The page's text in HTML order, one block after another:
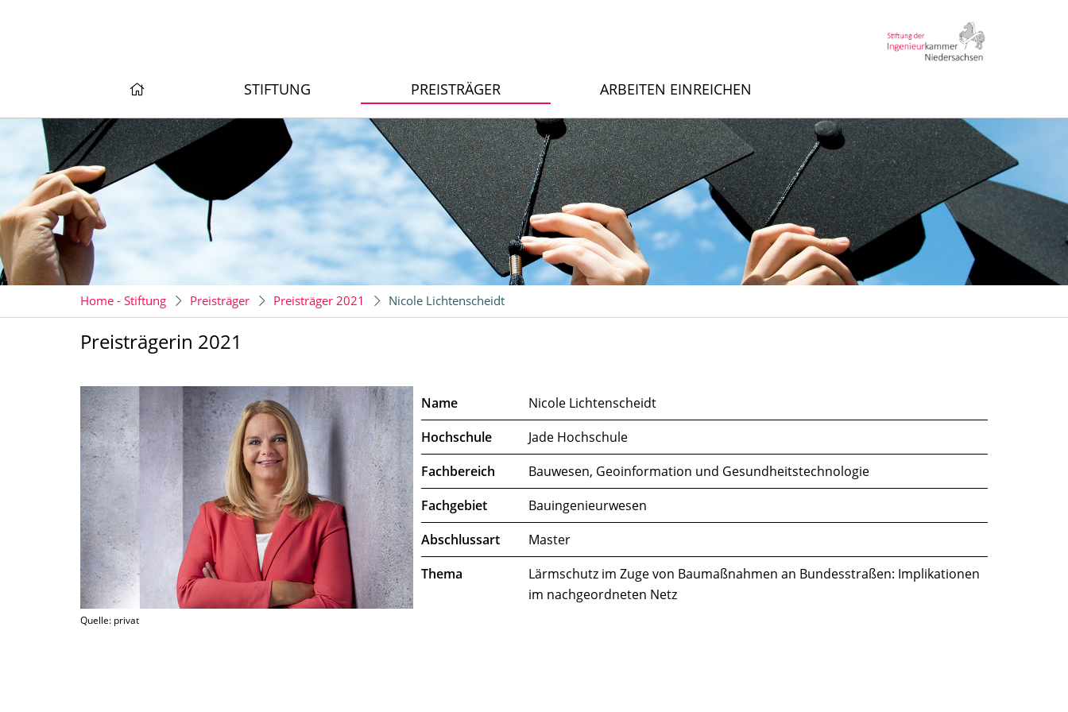
STIFTUNG PREISTRÄGER ARBEITEN EINREICHEN
Home - Stiftung Preisträger Preisträger 2021 Nicole Lichtenscheidt
Preisträgerin 2021
Quelle: privat
Name
Nicole Lichtenscheidt
Hochschule
Jade Hochschule
Fachbereich
Bauwesen, Geoinformation und Gesundheitstechnologie
Fachgebiet
Bauingenieurwesen
Abschlussart
Master
Thema
Lärmschutz im Zuge von Baumaßnahmen an Bundesstraßen: Implikationen
im nachgeordneten Netz